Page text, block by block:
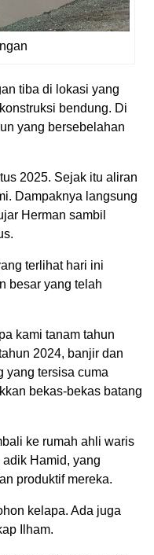
tiba di lokasi yang
bendung. Di
yang bersebelahan
2025. Sejak itu aliran
Dampaknya langsung
Herman sambil
terlihat hari ini
besar yang telah
kami tanam tahun
2024, banjir dan
yang tersisa cuma
bekas-bekas batang
ke rumah ahli waris
Hamid, yang
produktif mereka.
kelapa. Ada juga
Ilham.